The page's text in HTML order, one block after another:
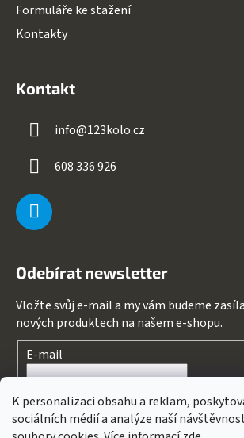
K personalizaci obsahu a reklam,
sociálních médií a analýze naší
Formuláře ke stažení
Kontakty
Kontakt
info@123kolo.cz
608 336 926
Odebírat newsletter
Vložte svůj e-mail a my vám budeme
nových produktech na našem e-shopu.
E-mail
Souhlasím spodmínkami ochrany
PŘIHLÁSIT SE